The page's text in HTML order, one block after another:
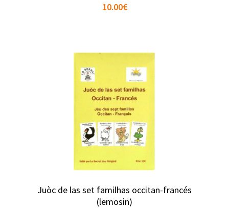
10.00€
Juòc de las set familhas occitan-francés
(lemosin)